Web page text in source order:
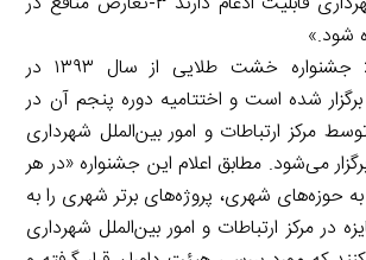
شود.»
جشنواره خشت طلایی از سال ۱۳۹۳ در
شده است و اختتامیه دوره پنجم آن در
آذر ماه ۹۹ توسط مرکز ارتباطات و امور بین‌الملل شهرداری
می‌شود. مطابق اعلام این جشنواره «در هر
به حوزه‌های شهری، پروژه‌های برتر شهری را به
در مرکز ارتباطات و امور بین‌الملل شهرداری